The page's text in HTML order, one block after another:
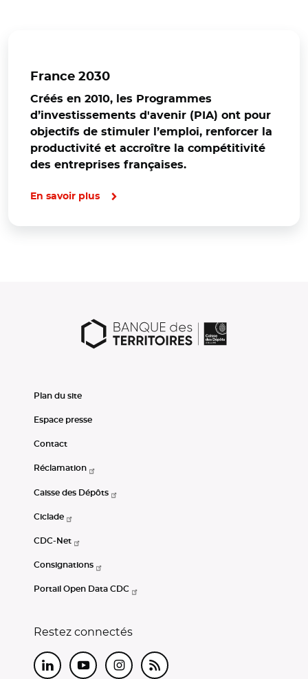
France 2030
Créés en 2010, les Programmes
d’investissements d'avenir (PIA) ont pour
objectifs de stimuler l’emploi, renforcer la
productivité et accroître la compétitivité
des entreprises françaises.
En savoir plus
Plan du site
Espace presse
Contact
Réclamation
Caisse des Dépôts
Ciclade
CDC-Net
Consignations
Portail Open Data CDC
Restez connectés
LinkedInYoutubeInstagram
RSS